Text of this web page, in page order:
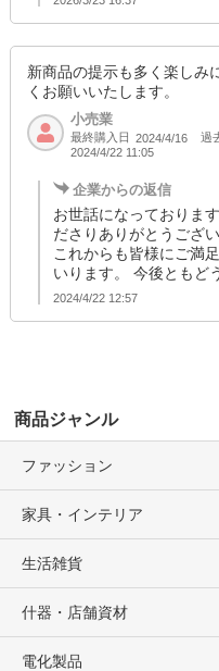
新商品の提示も多く楽しみ
くお願いいたします。
小売業
最終購入日 2024/4/16 過
2024/4/22 11:05
企業からの返信
お世話になっておりま
ださりありがとうござ
これからも皆様にご満
いります。 今後ともど
2024/4/22 12:57
商品ジャンル
ファッション
家具・インテリア
生活雑貨
什器・店舗資材
電化製品